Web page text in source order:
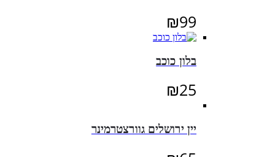
₪99
בלון כוכב
₪25
יין ירושלים גוורצטרמינר